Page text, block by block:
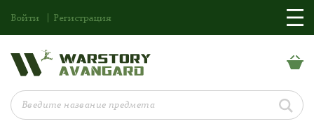
Войти Регистрация